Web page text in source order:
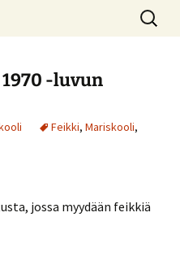
blogi Haku:
-luvun
Feikki, Mariskooli,
jossa myydään feikkiä